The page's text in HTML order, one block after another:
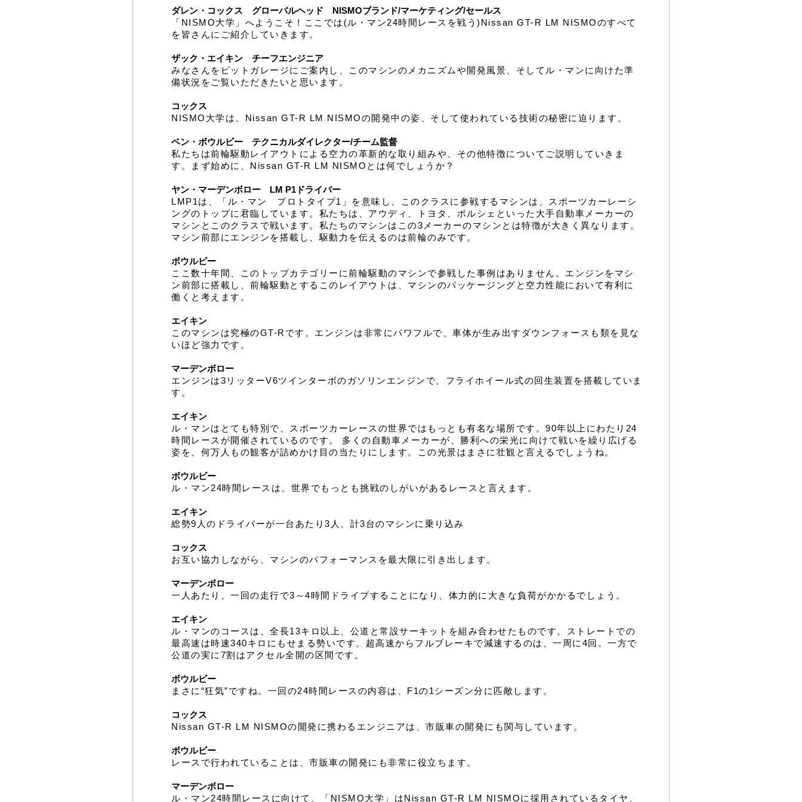
ダレン・コックス グローバルヘッド NISMOブランド/マーケティング/セールス
「NISMO大学」へようこそ！ここでは(ル・マン24時間レースを戦う)Nissan GT-R LM NISMOのすべて
を皆さんにご紹介していきます。
ザック・エイキン チーフエンジニア
みなさんをピットガレージにご案内し、このマシンのメカニズムや開発風景、そしてル・マンに向けた準
備状況をご覧いただきたいと思います。
コックス
NISMO大学は、Nissan GT-R LM NISMOの開発中の姿、そして使われている技術の秘密に迫ります。
ベン・ボウルビー テクニカルダイレクター/チーム監督
私たちは前輪駆動レイアウトによる空力の革新的な取り組みや、その他特徴についてご説明していきま
す。まず始めに、Nissan GT-R LM NISMOとは何でしょうか？
ヤン・マーデンボロー LM P1ドライバー
LMP1は、「ル・マン プロトタイプ1」を意味し、このクラスに参戦するマシンは、スポーツカーレーシ
ングのトップに君臨しています。私たちは、アウディ、トヨタ、ポルシェといった大手自動車メーカーの
マシンとこのクラスで戦います。私たちのマシンはこの3メーカーのマシンとは特徴が大きく異なります。
マシン前部にエンジンを搭載し、駆動力を伝えるのは前輪のみです。
ボウルビー
ここ数十年間、このトップカテゴリーに前輪駆動のマシンで参戦した事例はありません。エンジンをマシ
ン前部に搭載し、前輪駆動とするこのレイアウトは、マシンのパッケージングと空力性能において有利に
働くと考えます。
エイキン
このマシンは究極のGT-Rです。エンジンは非常にパワフルで、車体が生み出すダウンフォースも類を見な
いほど強力です。
マーデンボロー
エンジンは3リッターV6ツインターボのガソリンエンジンで、フライホイール式の回生装置を搭載していま
す。
エイキン
ル・マンはとても特別で、スポーツカーレースの世界ではもっとも有名な場所です。90年以上にわたり24
時間レースが開催されているのです。 多くの自動車メーカーが、勝利への栄光に向けて戦いを繰り広げる
姿を、何万人もの観客が詰めかけ目の当たりにします。この光景はまさに壮観と言えるでしょうね。
ボウルビー
ル・マン24時間レースは、世界でもっとも挑戦のしがいがあるレースと言えます。
エイキン
総勢9人のドライバーが一台あたり3人、計3台のマシンに乗り込み
コックス
お互い協力しながら、マシンのパフォーマンスを最大限に引き出します。
マーデンボロー
一人あたり、一回の走行で3～4時間ドライブすることになり、体力的に大きな負荷がかかるでしょう。
エイキン
ル・マンのコースは、全長13キロ以上、公道と常設サーキットを組み合わせたものです。ストレートでの
最高速は時速340キロにもせまる勢いです。超高速からフルブレーキで減速するのは、一周に4回。一方で
公道の実に7割はアクセル全開の区間です。
ボウルビー
まさに“狂気”ですね。一回の24時間レースの内容は、F1の1シーズン分に匹敵します。
コックス
Nissan GT-R LM NISMOの開発に携わるエンジニアは、市販車の開発にも関与しています。
ボウルビー
レースで行われていることは、市販車の開発にも非常に役立ちます。
マーデンボロー
ル・マン24時間レースに向けて、「NISMO大学」はNissan GT-R LM NISMOに採用されているタイヤ、